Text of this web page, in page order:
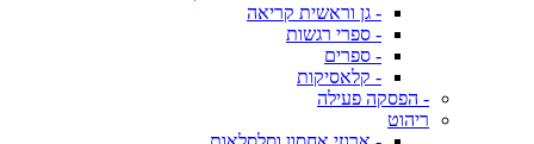
- גן וראשית קריאה
- ספרי רגשות
- ספרים
- קלאסיקות
- הפסקה פעילה
ריהוט